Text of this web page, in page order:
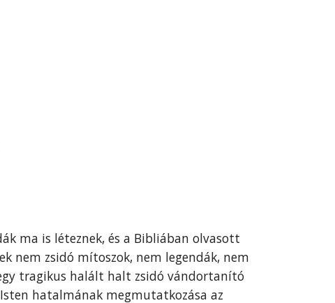
ma is léteznek, és a Bibliában olvasott
nem zsidó mítoszok, nem legendák, nem
tragikus halált halt zsidó vándortanító
hatalmának megmutatkozása az